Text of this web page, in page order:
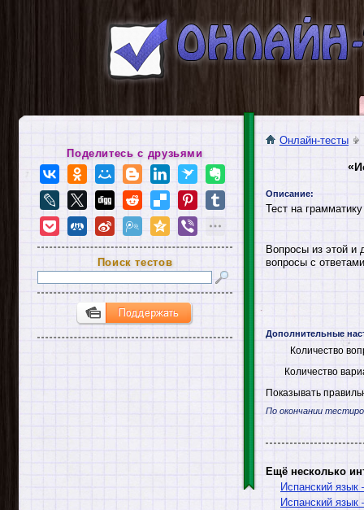
Онлайн-тесты
Описание:
Тест на
Вопросы из этой и
вопросы с
Дополнительные
Количество
Количество
Показывать
По окончании
Ещё несколько
Испанский
Испанский
Поделитесь с друзьями
Поиск тестов